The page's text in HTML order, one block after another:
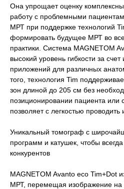
Она упрощает оценку
работу с проблемными
МРТ при поддержке технологий
формировать будущее МРТ во
практики. Система MAGNETOM
высокий уровень гибкости за
приложений для различных
того, технология Tim
зон длиной до 205 см без
позиционировании пациента или
позволяет с легкостью проводить
Уникальный томограф с
программ и катушек, чтобы
конкурентов
MAGNETOM Avanto eco Tim+Dot
МРТ, перемещая изображение на